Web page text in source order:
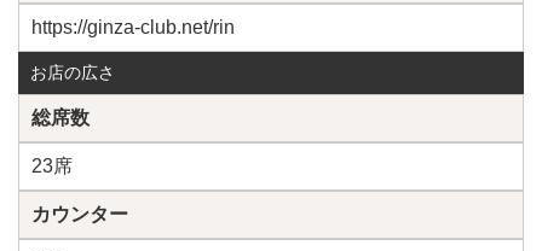
https://ginza-club.net/rin
お店の広さ
総席数
23席
カウンター